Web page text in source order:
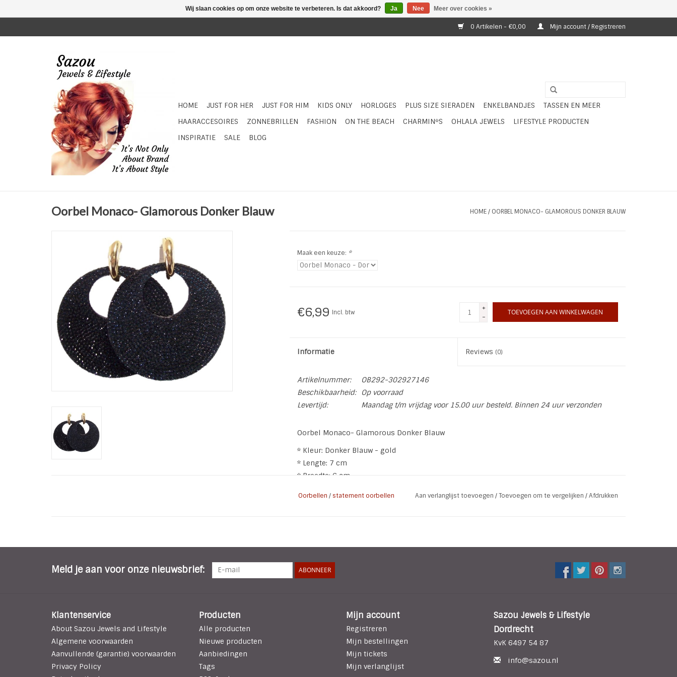
0 Artikelen - €0,00 Mijn account / Registreren
HOME JUST FOR HER JUST FOR HIM KIDS ONLY HORLOGES PLUS SIZE SIERADEN ENKELBANDJES
TASSEN EN MEER
HAARACCESOIRES
ZONNEBRILLEN FASHION ON THE BEACH CHARMIN*S OHLALA JEWELS
LIFESTYLE PRODUCTEN
INSPIRATIE
SALE BLOG
Oorbel Monaco- Glamorous Donker Blauw HOME/ OORBEL MONACO- GLAMOROUS DONKER BLAUW
Maak een keuze: *
€6,99 Incl. btw
+
-
TOEVOEGEN AAN WINKELWAGEN
Informatie Reviews (0)
Artikelnummer:
OB292-302927146
Beschikbaarheid:
Op voorraad
Levertijd:
Maandag t/m vrijdag voor 15.00 uur besteld. Binnen 24 uur verzonden
Oorbel Monaco- Glamorous Donker Blauw
* Kleur: Donker Blauw - gold
* Lengte: 7 cm
* Breedte: 6 cm
Oorbellen /statement oorbellen Aan verlanglijst toevoegen /Toevoegen om te vergelijken /Afdrukken
Meld je aan voor onze nieuwsbrief: ABONNEER
Klantenservice
About Sazou Jewels and Lifestyle
Algemene voorwaarden
Aanvullende (garantie) voorwaarden
Privacy Policy
Producten
Alle producten
Nieuwe producten
Aanbiedingen
Tags
Mijn account
Registreren
Mijn bestellingen
Mijn tickets
Mijn verlanglijst
Sazou Jewels & Lifestyle
Dordrecht
KvK 6497 54 87
info@sazou.nl
Wij slaan cookies op om onze website te verbeteren. Is dat akkoord? Ja Nee Meer over cookies »